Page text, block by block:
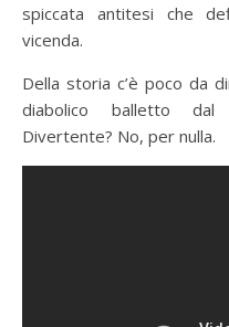
spiccata antitesi che
vicenda.
Della storia c’è poco da
diabolico balletto dal
Divertente? No, per nulla.